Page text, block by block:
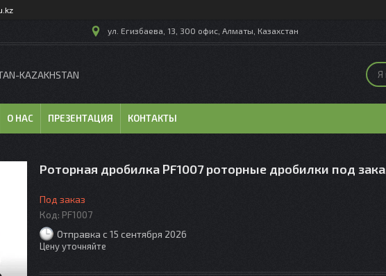
ул. Егизбаева, 13, 300 офис, Алматы, Казахстан
KAZAKHSTAN
О НАС ПРЕЗЕНТАЦИЯ КОНТАКТЫ
Роторная дробилка PF1007 роторные дробилки под
Под заказ
Код: PF1007
Отправка с 15 сентября 2026
Цену уточняйте